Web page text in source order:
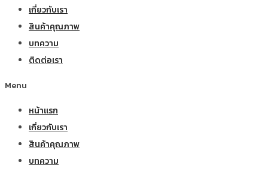
เกี่ยวกับเรา
สินค้าคุณภาพ
บทความ
ติดต่อเรา
Menu
หน้าแรก
เกี่ยวกับเรา
สินค้าคุณภาพ
บทความ